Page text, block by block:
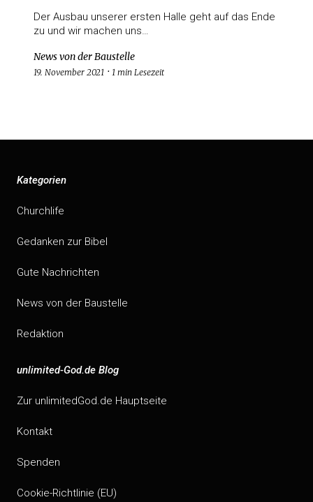
Der Ausbau unserer ersten Halle geht auf das Ende
zu und wir machen uns…
News von der Baustelle
19. November 2021 1 min Lesezeit
Kategorien
Churchlife
Gedanken zur Bibel
Gute Nachrichten
News von der Baustelle
Redaktion
unlimited-God.de Blog
Zur unlimitedGod.de Hauptseite
Kontakt
Spenden
Cookie-Richtlinie (EU)